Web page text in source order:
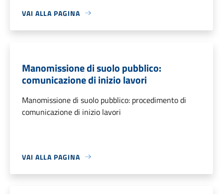
VAI ALLA PAGINA
Manomissione di suolo pubblico:
comunicazione di inizio lavori
Manomissione di suolo pubblico: procedimento di
comunicazione di inizio lavori
VAI ALLA PAGINA